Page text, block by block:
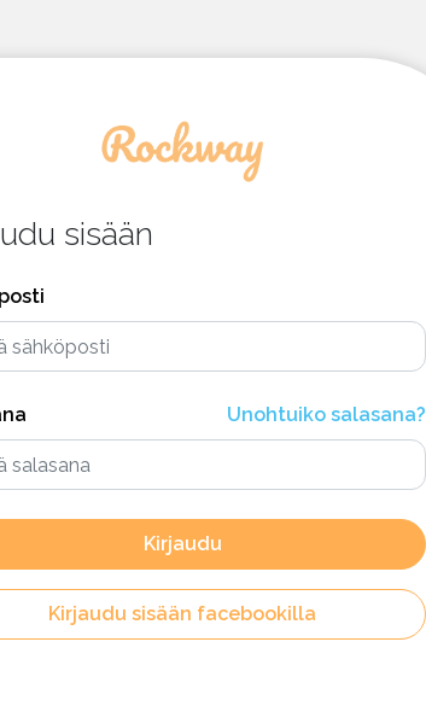
sisään
Unohtuiko salasana?
Kirjaudu
Kirjaudu sisään facebookilla